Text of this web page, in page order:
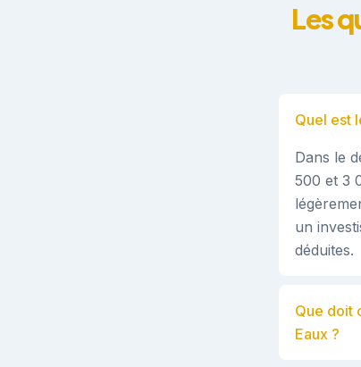
Les
Quel est
Dans le
500 et 3
un
déduites.
Que doit
Eaux ?